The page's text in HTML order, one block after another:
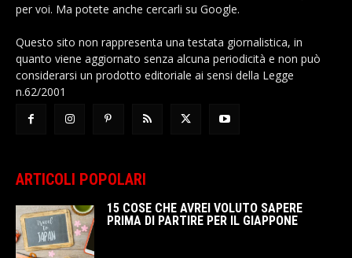
per voi. Ma potete anche cercarli su Google.
Questo sito non rappresenta una testata giornalistica, in
quanto viene aggiornato senza alcuna periodicità e non può
considerarsi un prodotto editoriale ai sensi della Legge
n.62/2001
ARTICOLI POPOLARI
15 COSE CHE AVREI VOLUTO SAPERE
PRIMA DI PARTIRE PER IL GIAPPONE